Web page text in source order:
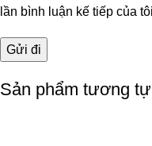
lần bình luận kế tiếp của
Sản phẩm tương tự